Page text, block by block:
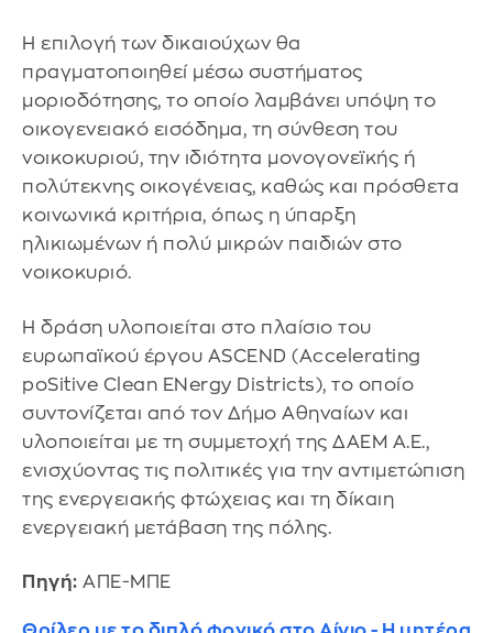
Η επιλογή των δικαιούχων θα
πραγματοποιηθεί μέσω συστήματος
μοριοδότησης, το οποίο λαμβάνει υπόψη το
οικογενειακό εισόδημα, τη σύνθεση του
νοικοκυριού, την ιδιότητα μονογονεϊκής ή
πολύτεκνης οικογένειας, καθώς και πρόσθετα
κοινωνικά κριτήρια, όπως η ύπαρξη
ηλικιωμένων ή πολύ μικρών παιδιών στο
νοικοκυριό.
Η δράση υλοποιείται στο πλαίσιο του
ευρωπαϊκού έργου ASCEND (Accelerating
poSitive Clean ENergy Districts), το οποίο
συντονίζεται από τον Δήμο Αθηναίων και
υλοποιείται με τη συμμετοχή της ΔΑΕΜ Α.Ε.,
ενισχύοντας τις πολιτικές για την αντιμετώπιση
της ενεργειακής φτώχειας και τη δίκαιη
ενεργειακή μετάβαση της πόλης.
Πηγή: ΑΠΕ-ΜΠΕ